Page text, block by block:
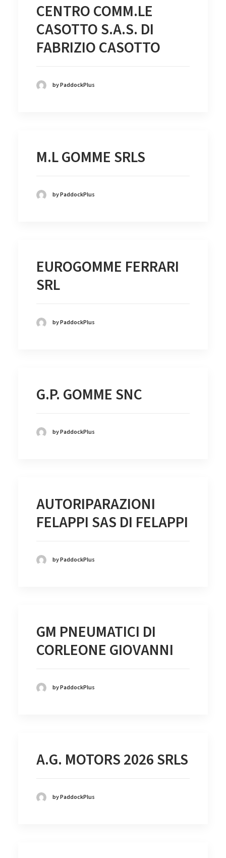
CENTRO COMM.LE
CASOTTO S.A.S. DI
FABRIZIO CASOTTO
by PaddockPlus
M.L GOMME SRLS
by PaddockPlus
EUROGOMME FERRARI
SRL
by PaddockPlus
G.P. GOMME SNC
by PaddockPlus
AUTORIPARAZIONI
FELAPPI SAS DI FELAPPI
by PaddockPlus
GM PNEUMATICI DI
CORLEONE GIOVANNI
by PaddockPlus
A.G. MOTORS 2026 SRLS
by PaddockPlus